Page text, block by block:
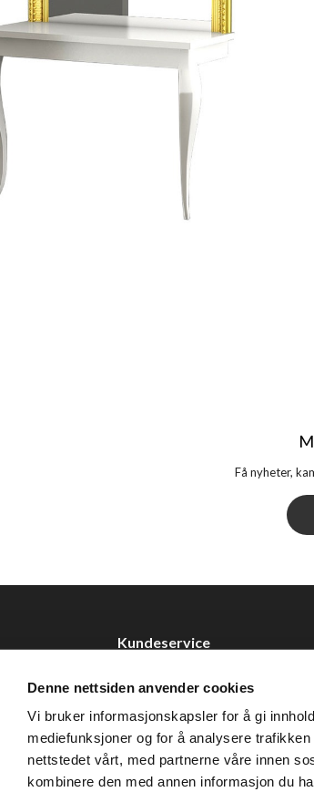
Denne nettsiden anvender cookies
Vi bruker informasjonskapsler for å gi
mediefunksjoner og for å analysere
nettstedet vårt, med partnerne våre innen
kombinere den med annen informasjon du
Få nyheter,
av
produkter til
Kundeservice
Kjøpsvilkår
Personvern
Holtegata 26, 0355 Oslo